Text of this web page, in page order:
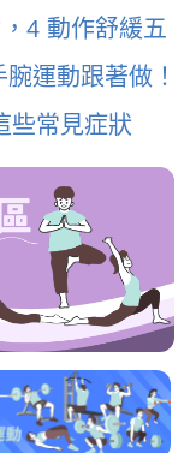
4 動作舒緩五
運動跟著做！
些常見症狀